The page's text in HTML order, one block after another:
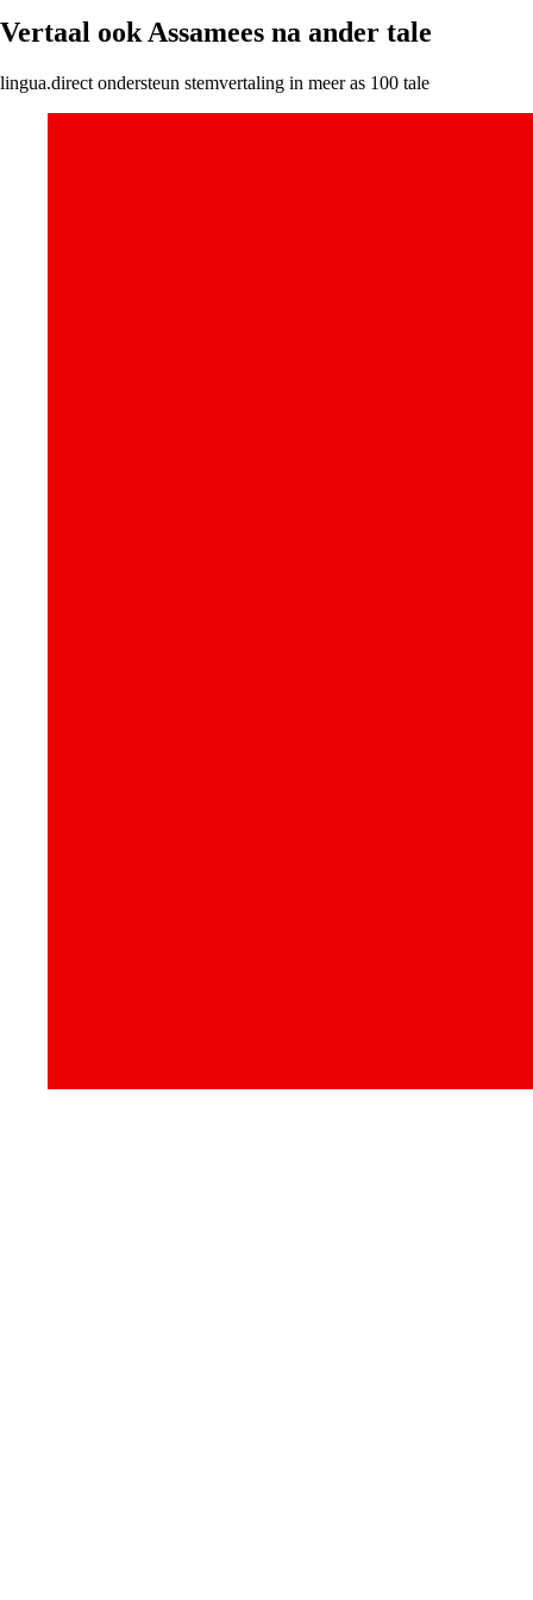
Vertaal ook Assamees na ander tale
lingua.direct ondersteun stemvertaling in meer as 100 tale